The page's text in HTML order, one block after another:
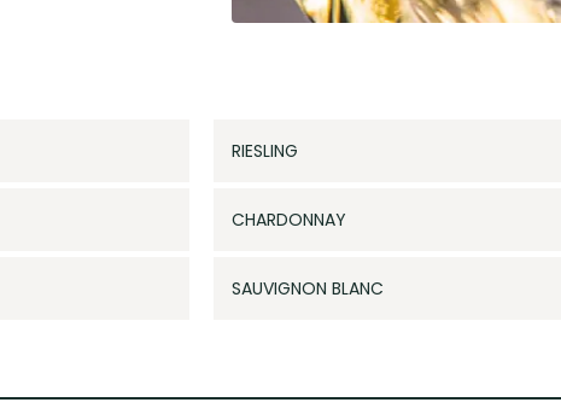
RIESLING
CHARDONNAY
SAUVIGNON BLANC